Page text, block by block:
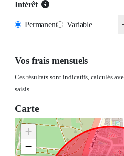
Intérêt
Permanent Variable
Vos frais mensuels
Ces résultats sont indicatifs, calculés
saisis.
Carte
+
−